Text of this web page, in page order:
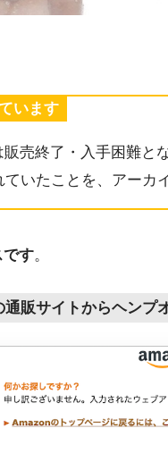
います
売終了・入手困難と
いたことを、アーカ
です。
販サイトからヘンプ